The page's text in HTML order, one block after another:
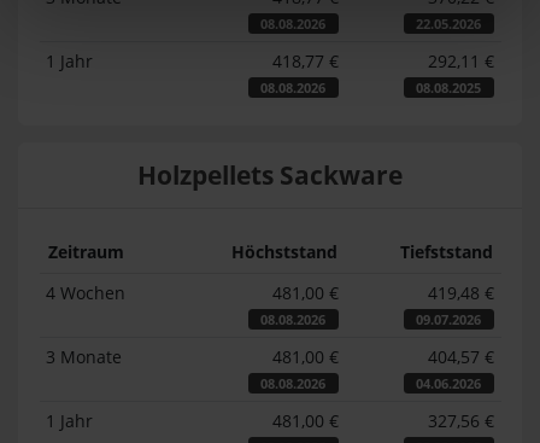
08.08.2026 22.05.2026
1 Jahr 418,77 €
08.08.2026
292,11 €
08.08.2025
Holzpellets Sackware
Zeitraum Höchststand
Tiefststand
4 Wochen
481,00 €
08.08.2026
419,48 €
09.07.2026
3 Monate 481,00 €
08.08.2026
404,57 €
04.06.2026
1 Jahr 481,00 € 327,56 €